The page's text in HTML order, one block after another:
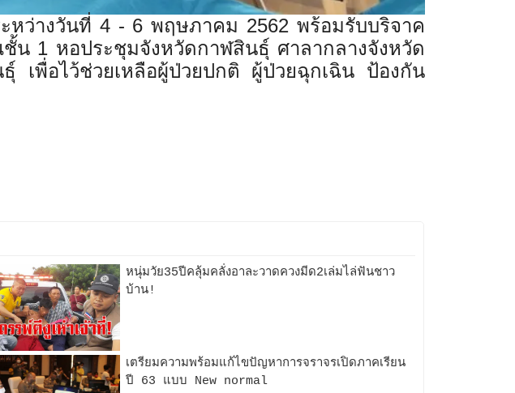
หว่างวันที่ 4 - 6พฤษภาคม 2562พร้อมรับบริจาค
ชั้น 1 หอประชุมจังหวัดกาฬสินธุ์ ศาลากลางจังหวัด
ธุ์ เพื่อไว้ช่วยเหลือผู้ป่วยปกติ ผู้ป่วยฉุกเฉิน ป้องกัน
หนุ่มวัย35ปีคลุ้มคลั่งอาละวาดควงมีด2เล่มไล่ฟันชาว
บ้าน!
เตรียมความพร้อมแก้ไขปัญหาการจราจรเปิดภาคเรียน
ปี 63 แบบ New normal